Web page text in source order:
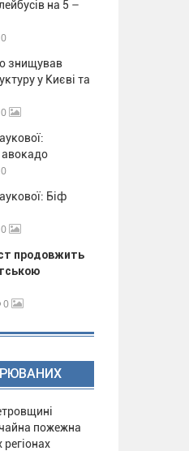
на 5 –
0
знищував
у Києві та
0
авокадо
0
Біф
0
продовжить
0
пожежна